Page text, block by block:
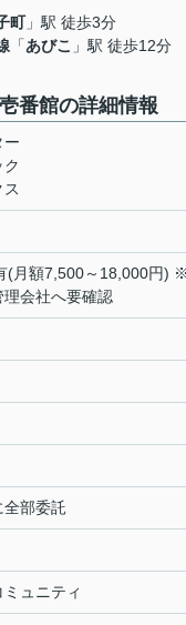
町」駅 徒歩3分
「あびこ 」駅 徒歩12分
番館の詳細情報
ー
(月額7,500～18,000円)
理会社へ要確認
部委託
ュニティ